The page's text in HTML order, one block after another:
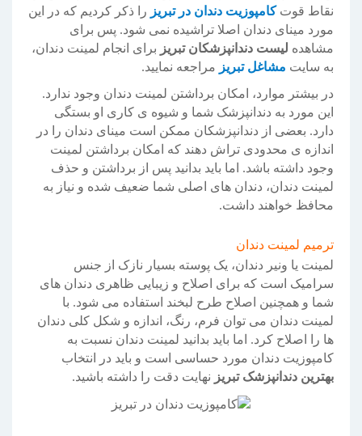
نقاط قوتکامپوزیت دندان در تبریز را ذکر کردیم که در این
مورد مینای دندان اصلا تراشیده نمی شود. پس برای
مشاهده لیست دندانپزشکان تبریز برای انجام لمینت دندان،
به سایت مشاغل تبریز مراجعه نمایید.
در بیشتر موارد، امکان برداشتن لمینت دندان وجود ندارد.
این مورد به دندانپزشک شما و شیوه ی کاری او بستگی
دارد. بعضی از دندانپزشکان ممکن است مینای دندان را در
اندازه ی محدودی تراش دهند که امکان برداشتن لمینت
وجود داشته باشد. اما باید بدانید پس از برداشتن و حذف
لمینت دندان، دندان های اصلی شما ضعیف شده و نیاز به
محافظ خواهند داشت.
ترمیم لمینت دندان
لمینت یا ونیر دندان، یک پوسته بسیار نازک از جنس
سرامیک است که برای اصلاح و زیبایی ظاهری دندان های
شما و همچنین اصلاح طرح لبخند استفاده می شود. با
لمینت دندان می توان فرم، رنگ، اندازه و شکل کلی دندان
ها را اصلاح کرد. اما باید بدانید لمینت دندان نسبت به
کامپوزیت دندان مورد حساسی است و باید در انتخاب
بهترین دندانپزشک تبریز نهایت دقت را داشته باشید.